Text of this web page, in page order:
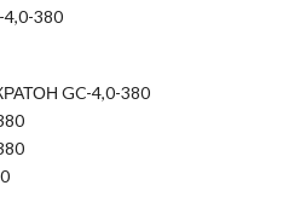
380
GC-4,0-380